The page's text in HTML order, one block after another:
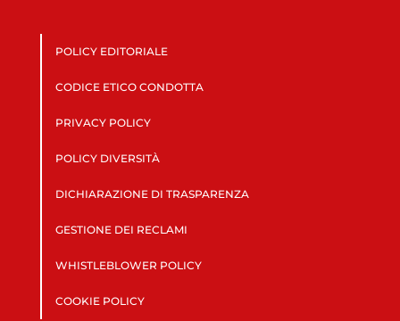
POLICY EDITORIALE
CODICE ETICO CONDOTTA
PRIVACY POLICY
POLICY DIVERSITÀ
DICHIARAZIONE DI TRASPARENZA
GESTIONE DEI RECLAMI
WHISTLEBLOWER POLICY
COOKIE POLICY